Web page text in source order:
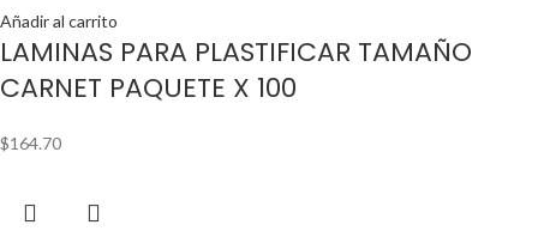
Añadir al carrito
LAMINAS PARA PLASTIFICAR TAMAÑO
CARNET PAQUETE X 100
$164.70